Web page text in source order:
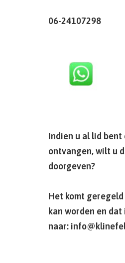
06-24107298
Indien u al lid
ontvangen, wilt u
doorgeven?
Het komt
kan worden en
naar: